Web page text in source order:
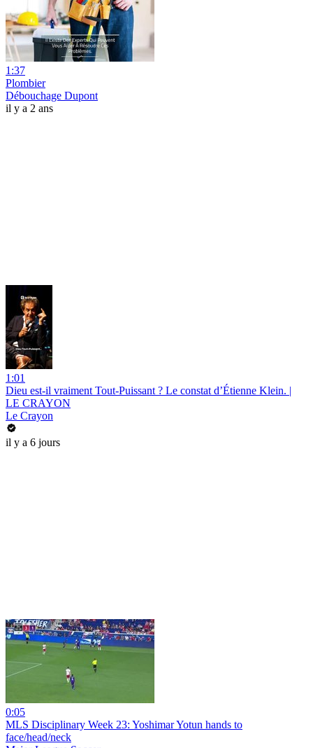
1:37
Plombier
Débouchage Dupont
il y a 2 ans
1:01
Dieu est-il vraiment Tout-Puissant ? Le constat d’Étienne Klein. |
LE CRAYON
Le Crayon
il y a 6 jours
0:05
MLS Disciplinary Week 23: Yoshimar Yotun hands to
face/head/neck